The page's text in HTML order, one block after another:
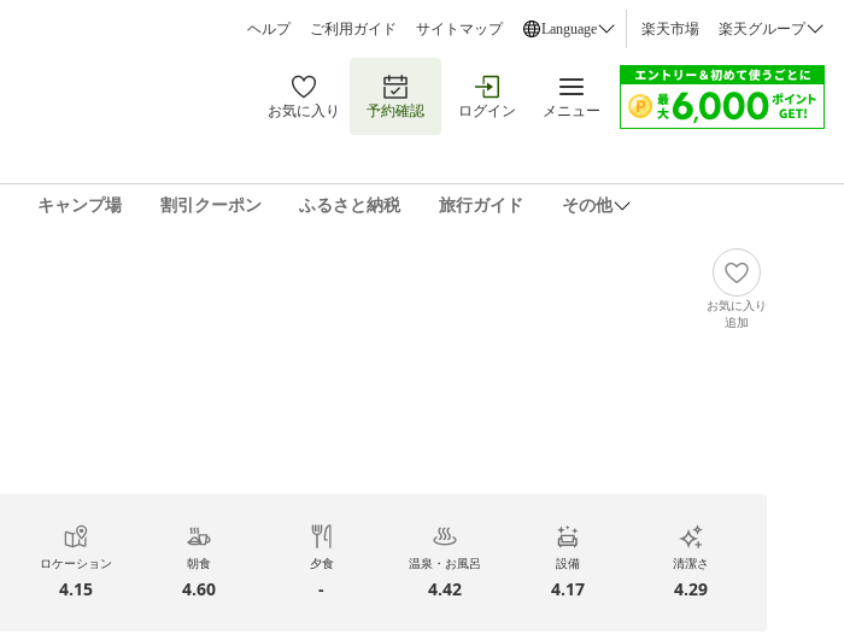
ヘルプ ご利用ガイド サイトマップ Language 楽天市場 楽天グループ
お気に入り 予約確認 ログイン メニュー
キャンプ場 割引クーポン ふるさと納税 旅行ガイド その他
お気に入り
追加
ロケーション
4.15
朝食
4.60
夕食
-
温泉・お風呂
4.42
設備
4.17
清潔さ
4.29